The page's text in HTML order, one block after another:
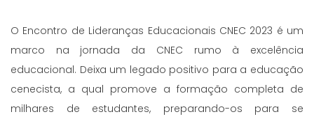
O Encontro de Lideranças Educacionais CNEC 2023 é um
marco na jornada da CNEC rumo à excelência
educacional. Deixa um legado positivo para a educação
cenecista, a qual promove a formação completa de
milhares de estudantes, preparando-os para se